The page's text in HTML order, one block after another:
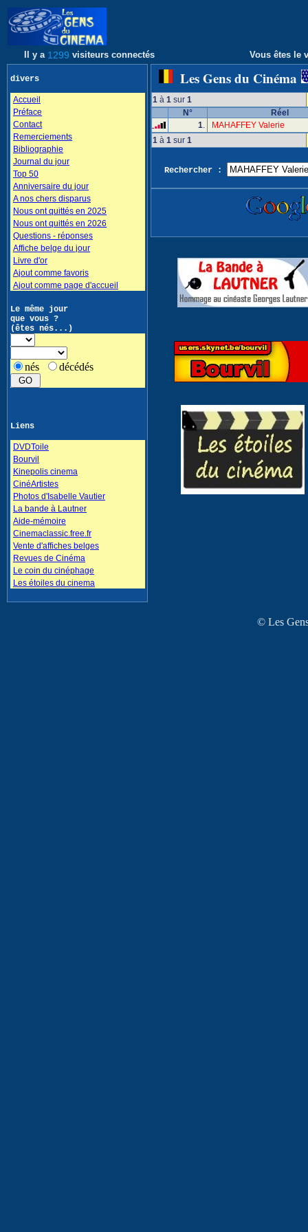
Il y a 1299 visiteurs connectés Vous êtes le
divers
Accueil
Préface
Contact
Remerciements
Bibliographie
Journal du jour
Top 50
Anniversaire du jour
A nos chers disparus
Nous ont quittés en 2025
Nous ont quittés en 2026
Questions - réponses
Affiche belge du jour
Livre d'or
Ajout comme favoris
Ajout comme page d'accueil
Le même jour
que vous ?
(êtes nés...)
nés décédés
Liens
DVDToile
Bourvil
Kinepolis cinema
CinéArtistes
Photos d'Isabelle Vautier
La bande à Lautner
Aide-mémoire
Cinemaclassic.free.fr
Vente d'affiches belges
Revues de Cinéma
Le coin du cinéphage
Les étoiles du cinema
Les Gens du Cinéma
1 à 1 sur 1
N°
Réel
1.
MAHAFFEY Valerie
1 à 1 sur 1
Rechercher :
© Les